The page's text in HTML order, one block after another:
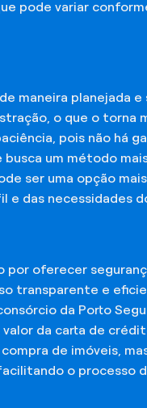
pode variar
maneira planejada e
o que o torna
pois não há
um método
ser uma opção
e das necessidades
por oferecer
transparente e
da Porto
da carta de
de imóveis,
o processo